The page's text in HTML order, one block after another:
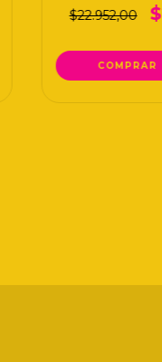
$22.952,00
COMPRAR